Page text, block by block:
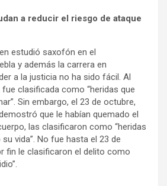
a reducir el riesgo de ataque
estudió saxofón en el
y además la carrera en
a la justicia no ha sido fácil. Al
clasificada como “heridas que
Sin embargo, el 23 de octubre,
que le habían quemado el
las clasificaron como “heridas
vida”. No fue hasta el 23 de
fin le clasificaron el delito como